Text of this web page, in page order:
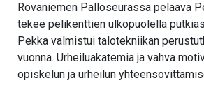
Rovaniemen Palloseurassa pelaava
tekee pelikenttien ulkopuolella
Pekka valmistui talotekniikan
vuonna. Urheiluakatemia ja vahva
opiskelun ja urheilun